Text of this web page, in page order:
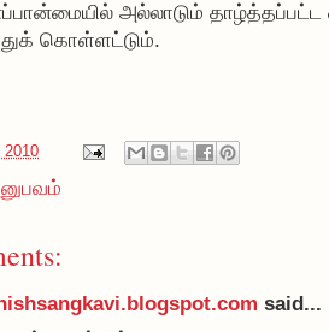
அல்லாடும்
கொள்ளட்டும்.
2010
said...